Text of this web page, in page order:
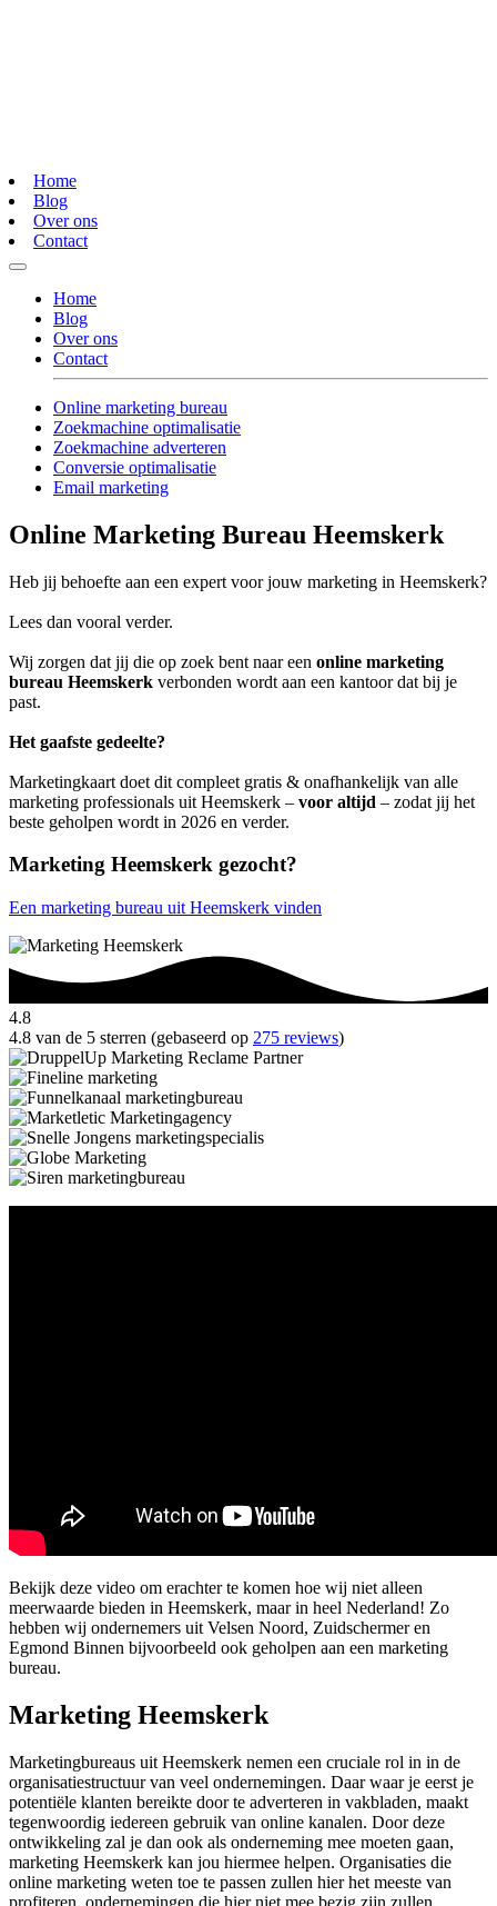
Home
Blog
Over ons
Contact
Home
Blog
Over ons
Contact
Online marketing bureau
Zoekmachine optimalisatie
Zoekmachine adverteren
Conversie optimalisatie
Email marketing
Online Marketing Bureau Heemskerk
Heb jij behoefte aan een expert voor jouw marketing in Heemskerk?
Lees dan vooral verder.
Wij zorgen dat jij die op zoek bent naar een online marketing
bureau Heemskerk verbonden wordt aan een kantoor dat bij je
past.
Het gaafste gedeelte?
Marketingkaart doet dit compleet gratis & onafhankelijk van alle
marketing professionals uit Heemskerk – voor altijd – zodat jij het
beste geholpen wordt in 2026 en verder.
Marketing Heemskerk gezocht?
Een marketing bureau uit Heemskerk vinden
4.8
4.8 van de 5 sterren (gebaseerd op 275 reviews)
Bekijk deze video om erachter te komen hoe wij niet alleen
meerwaarde bieden in Heemskerk, maar in heel Nederland! Zo
hebben wij ondernemers uit Velsen Noord, Zuidschermer en
Egmond Binnen bijvoorbeeld ook geholpen aan een marketing
bureau.
Marketing Heemskerk
Marketingbureaus uit Heemskerk nemen een cruciale rol in in de
organisatiestructuur van veel ondernemingen. Daar waar je eerst je
potentiële klanten bereikte door te adverteren in vakbladen, maakt
tegenwoordig iedereen gebruik van online kanalen. Door deze
ontwikkeling zal je dan ook als onderneming mee moeten gaan,
marketing Heemskerk kan jou hiermee helpen. Organisaties die
online marketing weten toe te passen zullen hier het meeste van